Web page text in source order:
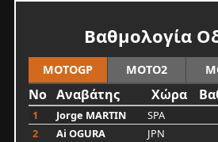
Βαθμολογία
MOTOGP MOTO2
No Αναβάτης Χώρα
1 Jorge MARTIN SPA
2
Ai OGURA JPN